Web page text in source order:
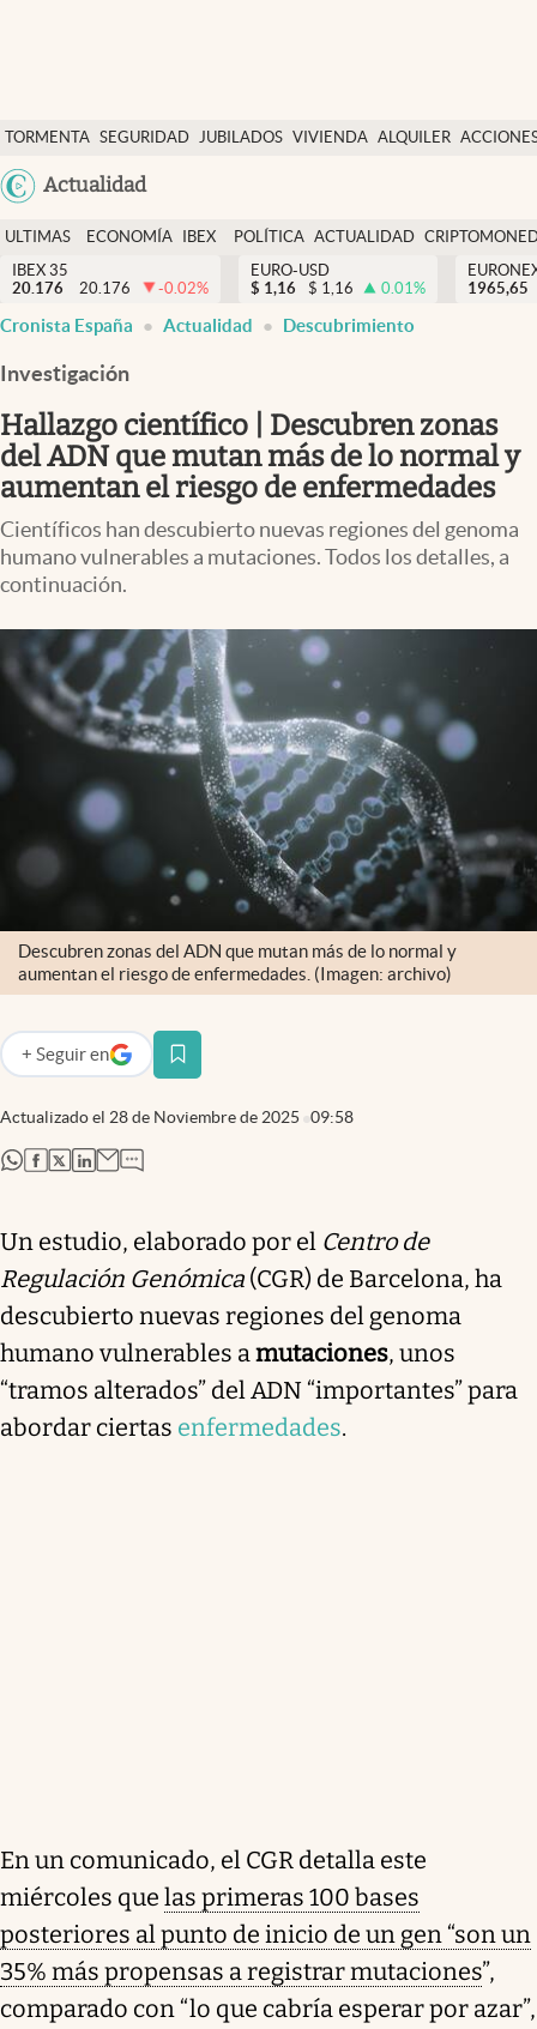
TORMENTA SEGURIDAD JUBILADOS VIVIENDA ALQUILER
USA
Actualidad
Economía y finanzas
Política
Actualidad
Criptomonedas
España
ULTIMAS
NOTICIAS
ECONOMÍA
FINANZAS
IBEX
EURO
POLÍTICA ACTUALIDAD
IBEX 35
20.176
20.176 -0.02%
EURO-USD
$ 1,16 $ 1,16 0.01%
1965,65
Cronista España Actualidad Descubrimiento
Investigación
Hallazgo científico | Descubren zonas
del ADN que mutan más de lo normal y
aumentan el riesgo de enfermedades
Científicos han descubierto nuevas regiones del genoma
humano vulnerables a mutaciones. Todos los detalles, a
continuación.
Descubren zonas del ADN que mutan más de lo normal y
aumentan el riesgo de enfermedades. (Imagen: archivo)
Actualizado el 28 de Noviembre de 2025 09:58
+ Seguir en
abre en nueva pestaña
abre en nueva pestaña
abre en nueva pestaña
abre en nueva pestaña
abre en nueva pestaña
Un estudio, elaborado por el Centro de
Regulación Genómica (CGR) de Barcelona, ha
descubierto nuevas regiones del genoma
humano vulnerables amutaciones, unos
“tramos alterados” del ADN “importantes” para
abordar ciertas enfermedades.
En un comunicado, el CGR detalla este
miércoles que las primeras 100 bases
posteriores al punto de inicio de un gen “son un
35% más propensas a registrar mutaciones”,
comparado con “lo que cabría esperar por azar”,